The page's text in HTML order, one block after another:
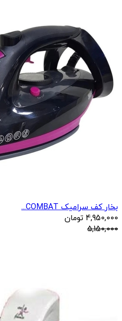
بخار کف سرامیک COMBAT...
4,950,000 تومان
5,150,000